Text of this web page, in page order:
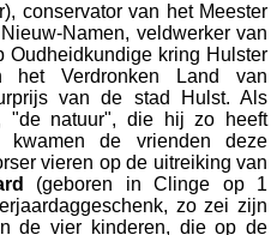
conservator van het Meester
Namen, veldwerker van
Oudheidkundige kring Hulster
het Verdronken Land van
van de stad Hulst. Als
"de natuur", die hij zo heeft
kwamen de vrienden deze
vieren op de uitreiking van
(geboren in Clinge op 1
zo zei zijn
de vier kinderen, die op de